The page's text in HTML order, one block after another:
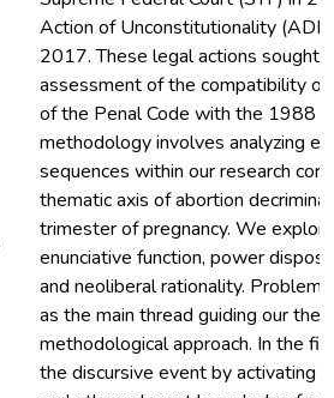
Action of Unconstitutionality
2017. These legal actions sought
assessment of the compatibility
of the Penal Code with the 1988
methodology involves analyzing
sequences within our research
thematic axis of abortion
trimester of pregnancy. We
enunciative function, power
and neoliberal rationality.
as the main thread guiding our
methodological approach. In the
the discursive event by activating